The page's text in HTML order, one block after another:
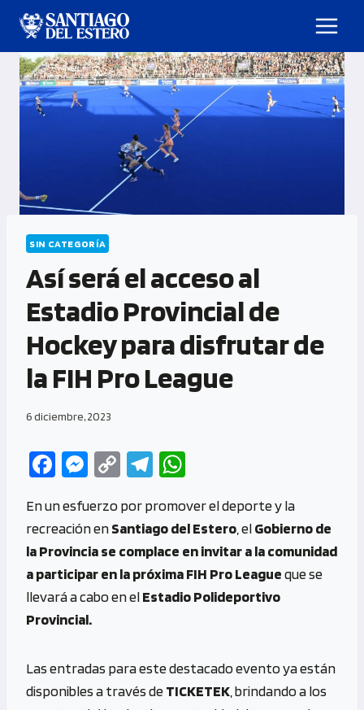
SIN CATEGORÍA
Así será el acceso al
Estadio Provincial de
Hockey para disfrutar de
la FIH Pro League
6 diciembre, 2023
Fa
b
o
o
k
M
se
n
g
er
C
py
Li
n
k
Te
gr
a
m
at
s
A
p
En un esfuerzo por promover el deporte y la
recreación enSantiago del Estero , elGobierno de
la Provincia se complace en invitar a la comunidad
a participar en la próxima FIH Pro Leagueque se
llevará a cabo en elEstadio Polideportivo
Provincial.
Las entradas para este destacado evento ya están
disponibles a través deTICKETEK , brindando a los